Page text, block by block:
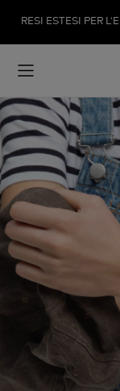
RESI ESTESI PER